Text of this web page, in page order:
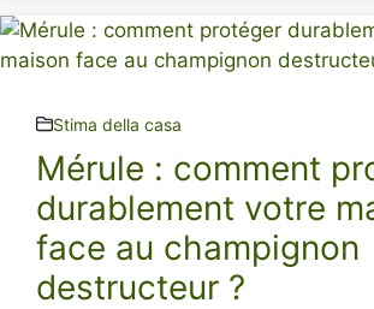
Stima della casa
Mérule : comment
durablement votre
face au champignon
destructeur ?